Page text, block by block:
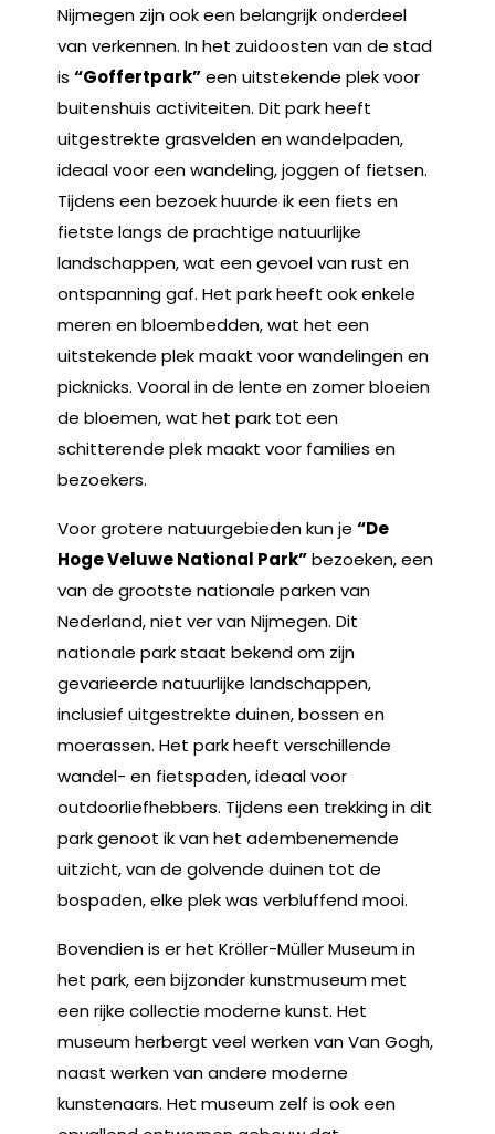
Nijmegen zijn ook een belangrijk onderdeel
van verkennen. In het zuidoosten van de stad
is “Goffertpark”een uitstekende plek voor
buitenshuis activiteiten. Dit park heeft
uitgestrekte grasvelden en wandelpaden,
ideaal voor een wandeling, joggen of fietsen.
Tijdens een bezoek huurde ik een fiets en
fietste langs de prachtige natuurlijke
landschappen, wat een gevoel van rust en
ontspanning gaf. Het park heeft ook enkele
meren en bloembedden, wat het een
uitstekende plek maakt voor wandelingen en
picknicks. Vooral in de lente en zomer bloeien
de bloemen, wat het park tot een
schitterende plek maakt voor families en
bezoekers.
Voor grotere natuurgebieden kun je “De
Hoge Veluwe National Park”bezoeken, een
van de grootste nationale parken van
Nederland, niet ver van Nijmegen. Dit
nationale park staat bekend om zijn
gevarieerde natuurlijke landschappen,
inclusief uitgestrekte duinen, bossen en
moerassen. Het park heeft verschillende
wandel- en fietspaden, ideaal voor
outdoorliefhebbers. Tijdens een trekking in dit
park genoot ik van het adembenemende
uitzicht, van de golvende duinen tot de
bospaden, elke plek was verbluffend mooi.
Bovendien is er het Kröller-Müller Museum in
het park, een bijzonder kunstmuseum met
een rijke collectie moderne kunst. Het
museum herbergt veel werken van Van Gogh,
naast werken van andere moderne
kunstenaars. Het museum zelf is ook een